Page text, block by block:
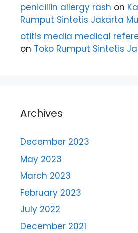
penicillin allergy rash on
Rumput Sintetis Jakarta
otitis media medical
on Toko Rumput Sintetis
Archives
December 2023
May 2023
March 2023
February 2023
July 2022
December 2021